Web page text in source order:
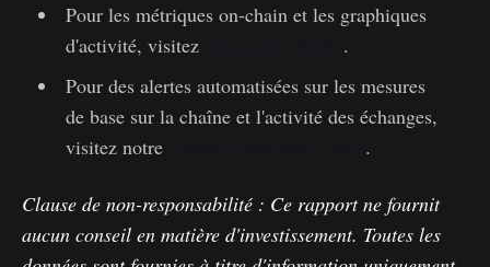
Pour les métriques on-chain et les graphiques
d'activité, visitez
.
Pour des alertes automatisées sur les mesures
de base sur la chaîne et l'activité des échanges,
visitez notre
.
Clause de non-responsabilité : Ce rapport ne fournit
aucun conseil en matière d'investissement. Toutes les